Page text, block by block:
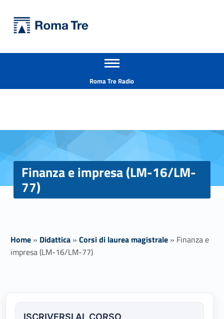
Finanza e impresa (LM-16/LM-77) - Università Roma Tre
Apri il menu secondario
Roma Tre Radio
Finanza e impresa (LM-16/LM-
77)
Home » Didattica » Corsi di laurea magistrale » Finanza e
impresa (LM-16/LM-77)